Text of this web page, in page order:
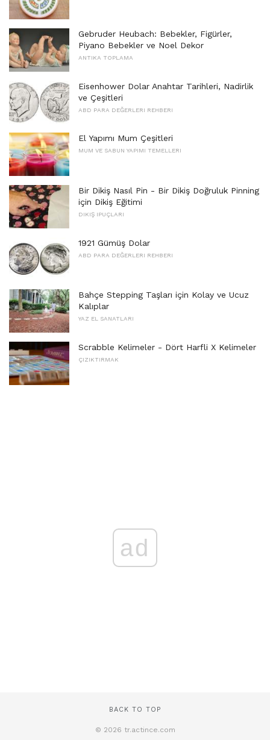
Gebruder Heubach: Bebekler, Figürler,
Piyano Bebekler ve Noel Dekor
ANTIKA TOPLAMA
Eisenhower Dolar Anahtar Tarihleri, Nadirlik
ve Çeşitleri
ABD PARA DEĞERLERI REHBERI
El Yapımı Mum Çeşitleri
MUM VE SABUN YAPIMI TEMELLERI
Bir Dikiş Nasıl Pin - Bir Dikiş Doğruluk Pinning
için Dikiş Eğitimi
DIKIŞ IPUÇLARI
1921 Gümüş Dolar
ABD PARA DEĞERLERI REHBERI
Bahçe Stepping Taşları için Kolay ve Ucuz
Kalıplar
YAZ EL SANATLARI
Scrabble Kelimeler - Dört Harfli X Kelimeler
ÇIZIKTIRMAK
ad
BACK TO TOP
© 2026 tr.actince.com